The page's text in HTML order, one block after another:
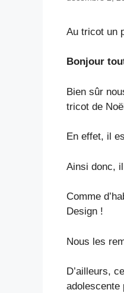
Au tricot un
Bonjour
Bien sûr
tricot de
En effet, il
Ainsi donc,
Comme
Design !
Nous les
D’ailleurs,
adolescente